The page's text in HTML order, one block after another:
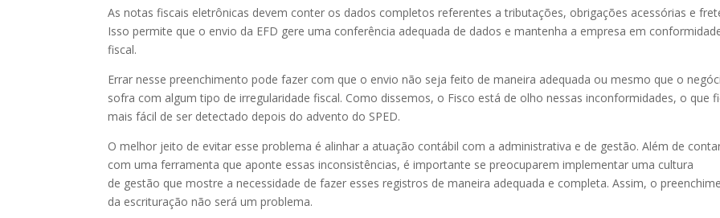
As notas fiscais eletrônicas devem conter os dados completos referentes a tributações, obrigações acessórias e
Isso permite que o envio da EFD gere uma conferência adequada de dados e mantenha a empresa em
fiscal.
Errar nesse preenchimento pode fazer com que o envio não seja feito de maneira adequada ou mesmo que o
sofra com algum tipo de irregularidade fiscal. Como dissemos, o Fisco está de olho nessas inconformidades, o que
mais fácil de ser detectado depois do advento do SPED.
O melhor jeito de evitar esse problema é alinhar a atuação contábil com a administrativa e de gestão. Além de
com uma ferramenta que aponte essas inconsistências, é importante se preocuparem implementar uma cultura
de gestão que mostre a necessidade de fazer esses registros de maneira adequada e completa. Assim, o
da escrituração não será um problema.